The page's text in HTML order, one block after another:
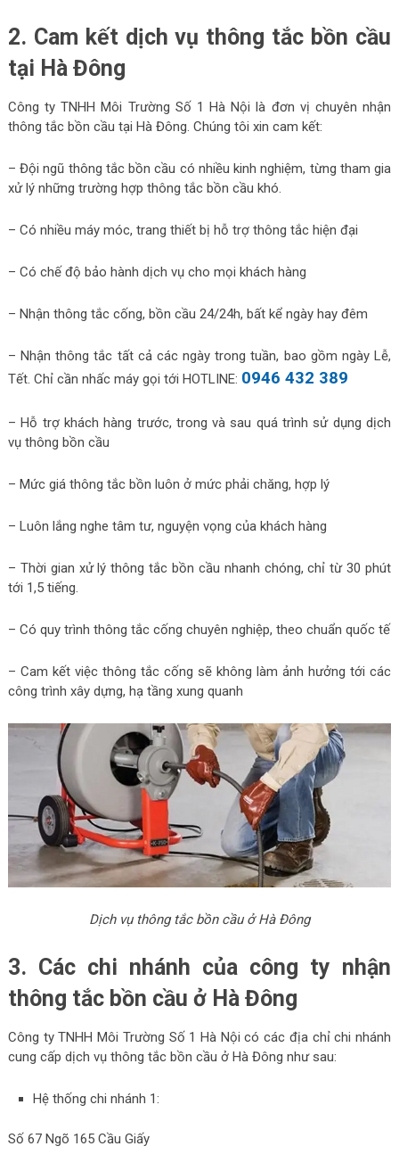
2. Cam kết dịch vụ thông tắc bồn cầu
tại Hà Đông
Công ty TNHH Môi Trường Số 1 Hà Nội là đơn vị chuyên nhận
thông tắc bồn cầu tại Hà Đông. Chúng tôi xin cam kết:
– Đội ngũ thông tắc bồn cầu có nhiều kinh nghiệm, từng tham gia
xử lý những trường hợp thông tắc bồn cầu khó.
– Có nhiều máy móc, trang thiết bị hỗ trợ thông tắc hiện đại
– Có chế độ bảo hành dịch vụ cho mọi khách hàng
– Nhận thông tắc cống, bồn cầu 24/24h, bất kể ngày hay đêm
– Nhận thông tắc tất cả các ngày trong tuần, bao gồm ngày Lễ,
Tết. Chỉ cần nhấc máy gọi tới HOTLINE: 0946 432 389
– Hỗ trợ khách hàng trước, trong và sau quá trình sử dụng dịch
vụ thông bồn cầu
– Mức giá thông tắc bồn luôn ở mức phải chăng, hợp lý
– Luôn lắng nghe tâm tư, nguyện vọng của khách hàng
– Thời gian xử lý thông tắc bồn cầu nhanh chóng, chỉ từ 30 phút
tới 1,5 tiếng.
– Có quy trình thông tắc cống chuyên nghiệp, theo chuẩn quốc tế
– Cam kết việc thông tắc cống sẽ không làm ảnh hưởng tới các
công trình xây dựng, hạ tầng xung quanh
Dịch vụ thông tắc bồn cầu ở Hà Đông
3. Các chi nhánh của công ty nhận
thông tắc bồn cầu ở Hà Đông
Công ty TNHH Môi Trường Số 1 Hà Nội có các địa chỉ chi nhánh
cung cấp dịch vụ thông tắc bồn cầu ở Hà Đông như sau:
Hệ thống chi nhánh 1:
Số 67 Ngõ 165 Cầu Giấy